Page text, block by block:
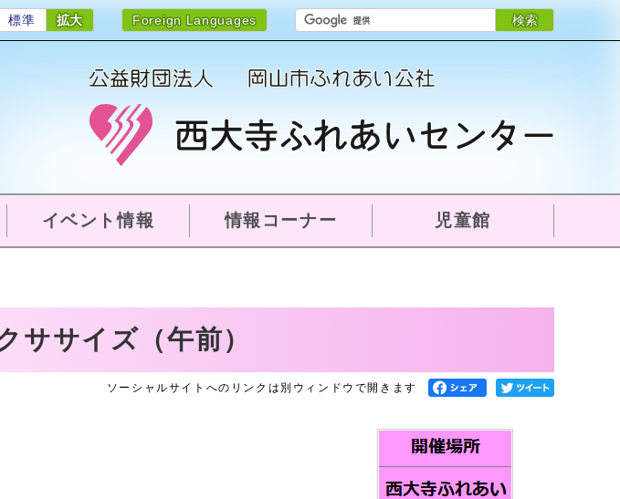
標準 拡大 Foreign Languages 検索
イベント情報 情報コーナー 児童館
ササイズ（午前）
ソーシャルサイトへのリンクは別ウィンドウで開きます